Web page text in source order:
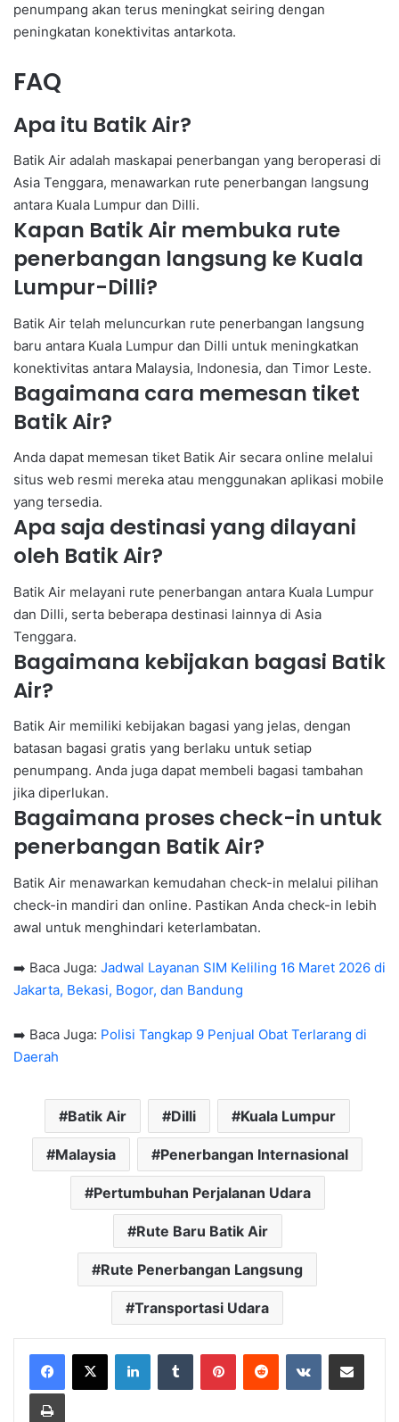
penumpang akan terus meningkat seiring dengan
peningkatan konektivitas antarkota.
FAQ
Apa itu Batik Air?
Batik Air adalah maskapai penerbangan yang beroperasi di
Asia Tenggara, menawarkan rute penerbangan langsung
antara Kuala Lumpur dan Dilli.
Kapan Batik Air membuka rute
penerbangan langsung ke Kuala
Lumpur-Dilli?
Batik Air telah meluncurkan rute penerbangan langsung
baru antara Kuala Lumpur dan Dilli untuk meningkatkan
konektivitas antara Malaysia, Indonesia, dan Timor Leste.
Bagaimana cara memesan tiket
Batik Air?
Anda dapat memesan tiket Batik Air secara online melalui
situs web resmi mereka atau menggunakan aplikasi mobile
yang tersedia.
Apa saja destinasi yang dilayani
oleh Batik Air?
Batik Air melayani rute penerbangan antara Kuala Lumpur
dan Dilli, serta beberapa destinasi lainnya di Asia
Tenggara.
Bagaimana kebijakan bagasi Batik
Air?
Batik Air memiliki kebijakan bagasi yang jelas, dengan
batasan bagasi gratis yang berlaku untuk setiap
penumpang. Anda juga dapat membeli bagasi tambahan
jika diperlukan.
Bagaimana proses check-in untuk
penerbangan Batik Air?
Batik Air menawarkan kemudahan check-in melalui pilihan
check-in mandiri dan online. Pastikan Anda check-in lebih
awal untuk menghindari keterlambatan.
➡️ Baca Juga: Jadwal Layanan SIM Keliling 16 Maret 2026 di
Jakarta, Bekasi, Bogor, dan Bandung
➡️ Baca Juga: Polisi Tangkap 9 Penjual Obat Terlarang di
Daerah
Batik Air Dilli Kuala Lumpur
Malaysia Penerbangan Internasional
Pertumbuhan Perjalanan Udara
Rute Baru Batik Air
Rute Penerbangan Langsung
Transportasi Udara
LinkedInTumblr PinterestReddit VKontakteShare via Email
Print